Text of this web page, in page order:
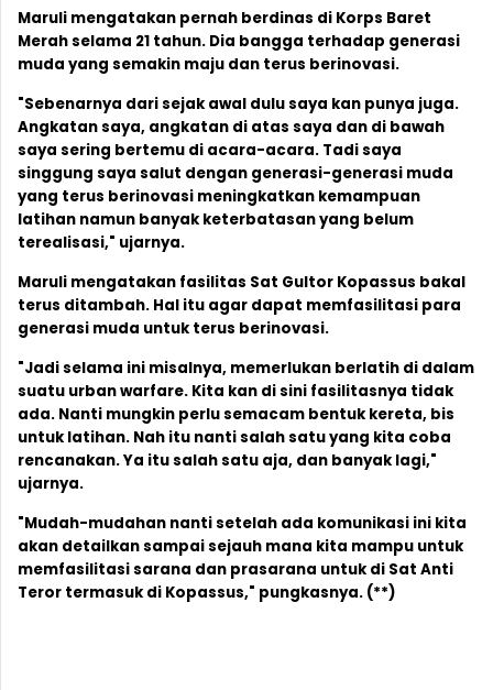
Maruli mengatakan pernah berdinas di Korps Baret
Merah selama 21 tahun. Dia bangga terhadap generasi
muda yang semakin maju dan terus berinovasi.
"Sebenarnya dari sejak awal dulu saya kan punya juga.
Angkatan saya, angkatan di atas saya dan di bawah
saya sering bertemu di acara-acara. Tadi saya
singgung saya salut dengan generasi-generasi muda
yang terus berinovasi meningkatkan kemampuan
latihan namun banyak keterbatasan yang belum
terealisasi," ujarnya.
Maruli mengatakan fasilitas Sat Gultor Kopassus bakal
terus ditambah. Hal itu agar dapat memfasilitasi para
generasi muda untuk terus berinovasi.
"Jadi selama ini misalnya, memerlukan berlatih di dalam
suatu urban warfare. Kita kan di sini fasilitasnya tidak
ada. Nanti mungkin perlu semacam bentuk kereta, bis
untuk latihan. Nah itu nanti salah satu yang kita coba
rencanakan. Ya itu salah satu aja, dan banyak lagi,"
ujarnya.
"Mudah-mudahan nanti setelah ada komunikasi ini kita
akan detailkan sampai sejauh mana kita mampu untuk
memfasilitasi sarana dan prasarana untuk di Sat Anti
Teror termasuk di Kopassus," pungkasnya. (**)